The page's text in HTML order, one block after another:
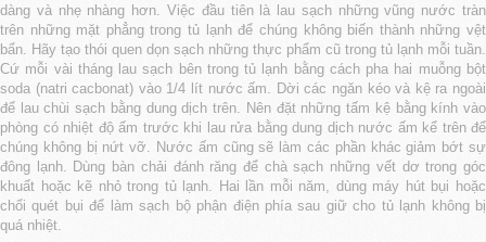
dàng và nhẹ nhàng hơn. Việc đầu tiên là lau sạch những vũng nước tràn
trên những mặt phẳng trong tủ lạnh để chúng không biến thành những vệt
bẩn. Hãy tạo thói quen dọn sạch những thực phẩm cũ trong tủ lạnh mỗi tuần.
Cứ mỗi vài tháng lau sạch bên trong tủ lạnh bằng cách pha hai muỗng bột
soda (natri cacbonat) vào 1/4 lít nước ấm. Dời các ngăn kéo và kệ ra ngoài
để lau chùi sạch bằng dung dịch trên. Nên đặt những tấm kệ bằng kính vào
phòng có nhiệt độ ấm trước khi lau rửa bằng dung dịch nước ấm kể trên để
chúng không bị nứt vỡ. Nước ấm cũng sẽ làm các phần khác giảm bớt sự
đông lạnh. Dùng bàn chải đánh răng để chà sạch những vết dơ trong góc
khuất hoặc kẽ nhỏ trong tủ lạnh. Hai lần mỗi năm, dùng máy hút bụi hoặc
chổi quét bụi để làm sạch bộ phận điện phía sau giữ cho tủ lạnh không bị
quá nhiệt.